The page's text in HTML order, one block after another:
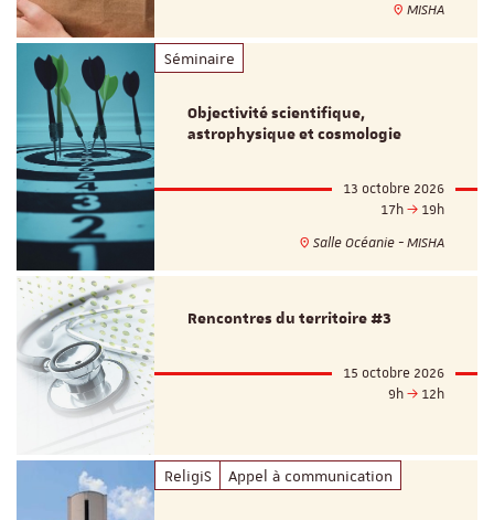
MISHA
Séminaire
Objectivité scientifique,
astrophysique et cosmologie
13 octobre 2026
17h
19h
Salle Océanie - MISHA
Rencontres du territoire #3
15 octobre 2026
9h
12h
ReligiS Appel à communication